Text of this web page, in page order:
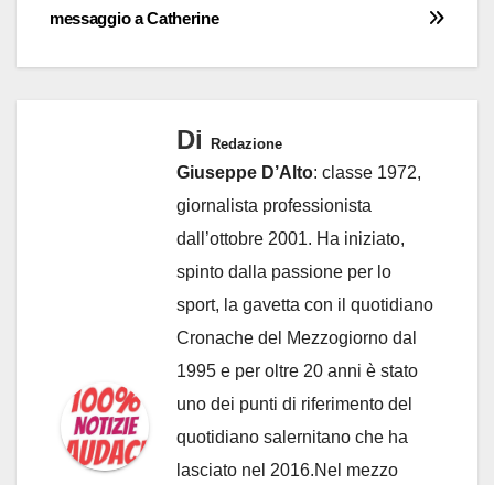
messaggio a Catherine
Di Redazione
Giuseppe D’Alto: classe 1972,
giornalista professionista
dall’ottobre 2001. Ha iniziato,
spinto dalla passione per lo
sport, la gavetta con il quotidiano
Cronache del Mezzogiorno dal
1995 e per oltre 20 anni è stato
uno dei punti di riferimento del
quotidiano salernitano che ha
lasciato nel 2016.Nel mezzo